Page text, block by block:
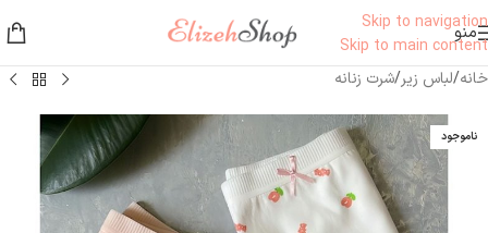
Skip to navigation
Skip to main content
منو
خانه/لباس زیر/شرت زنانه
ناموجود